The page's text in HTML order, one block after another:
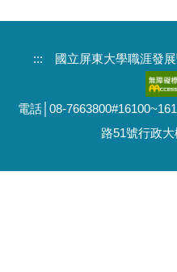
::: 國立屏東大學職涯發
電話│08-
路51號行政